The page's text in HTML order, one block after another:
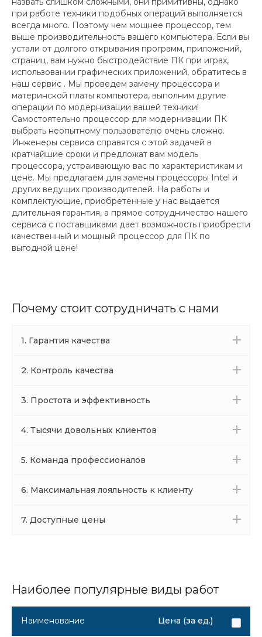
при работе техники подобных операций выполняется
всегда много. Поэтому чем мощнее процессор, тем
выше производительность вашего компьютера. Если вы
устали от долгого открывания программ, приложений,
страниц, вам нужно быстродействие ПК при играх,
использовании графических приложений, обратитесь в
наш сервис . Мы проведем замену процессора и
материнской платы компьютера, выполним другие
операции по модернизации вашей техники!
Самостоятельно процессор для модернизации ПК
выбрать неопытному пользователю очень сложно.
Инженеры сервиса справятся с этой задачей в
кратчайшие сроки и предложат вам модель
процессора, устраивающую вас по характеристикам и
цене. Мы предлагаем для замены процессоры Intel и
других ведущих производителей. На работы и
комплектующие, приобретенные у нас выдается
длительная гарантия, а прямое сотрудничество нашего
сервиса с поставщиками дает возможность приобрести
качественный и мощный процессор для ПК по
выгодной цене!
Почему стоит сотрудничать с нами
1. Гарантия качества
2. Контроль качества
3. Простота и эффективность
4. Тысячи довольных клиентов
5. Команда профессионалов
6. Максимальная лояльность к клиенту
7. Доступные цены
Наиболее популярные виды работ
Наименование Цена (за ед.)